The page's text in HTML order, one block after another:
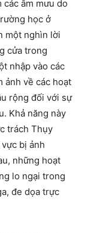
âm mưu do
học ở
một nghìn lời
cửa trong
nhập vào các
ảnh về các hoạt
rộng đối với sự
Khả năng này
trách Thụy
bị ảnh
những hoạt
lo ngại trong
đe dọa trực